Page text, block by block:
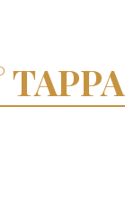
TAPPA